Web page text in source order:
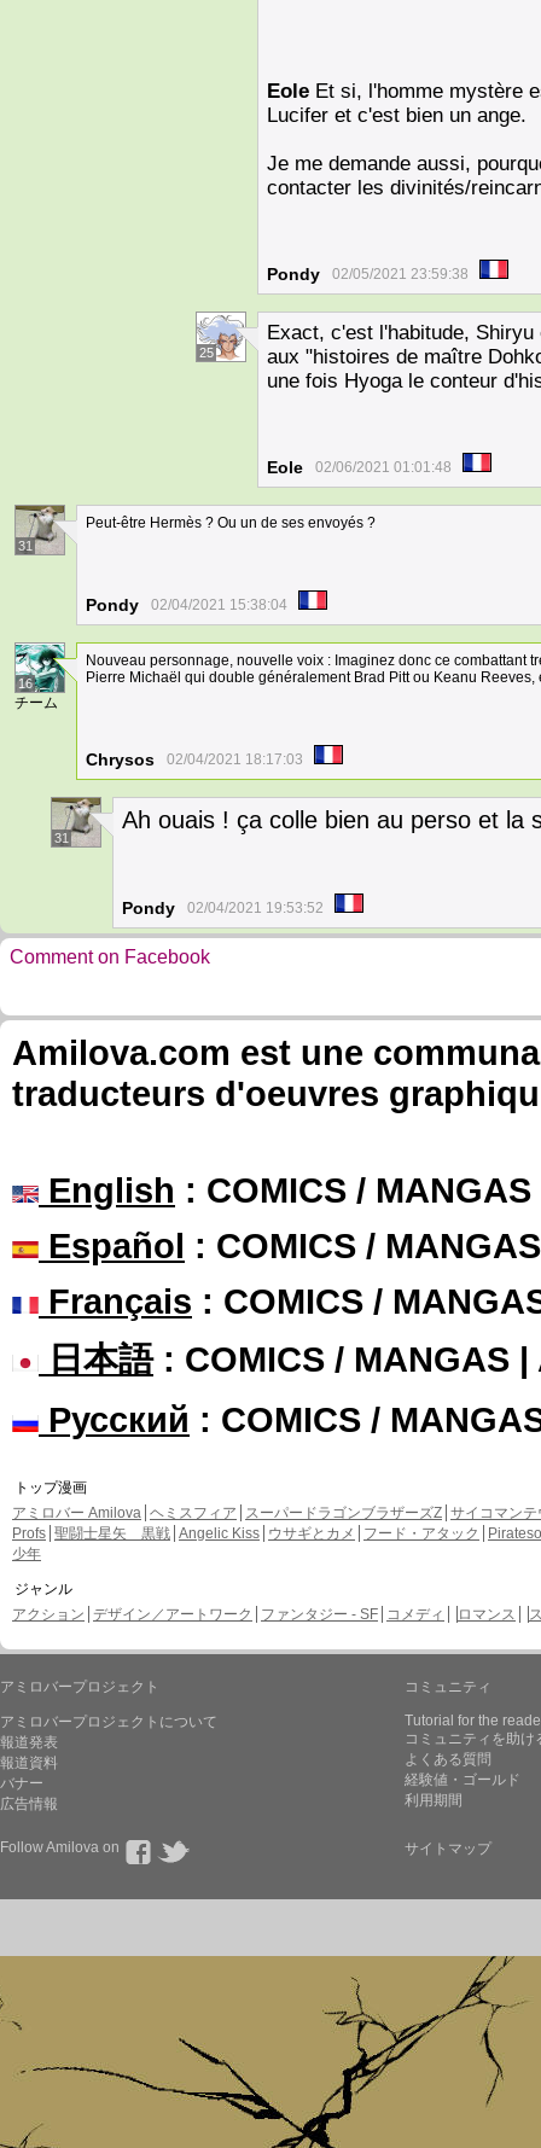
Eole Et si, l'homme mystère
Lucifer et c'est bien un ange.
Je me demande aussi,
contacter les divinités/
Pondy 02/05/2021 23:59:38
25
Exact, c'est l'habitude,
aux "histoires de maître
une fois Hyoga le conteur
Eole 02/06/2021 01:01:48
31
Peut-être Hermès ? Ou un de ses envoyés ?
Pondy 02/04/2021 15:38:04
16
チーム
Nouveau personnage, nouvelle voix : Imaginez donc ce combattant
Pierre Michaël qui double généralement Brad Pitt ou Keanu Reeves,
Chrysos 02/04/2021 18:17:03
31
Ah ouais ! ça colle bien au perso et la
Pondy 02/04/2021 19:53:52
Comment on Facebook
Amilova.com est une
traducteurs d'oeuvres
English : COMICS /
Español : COMICS /
Français : COMICS /
日本語: COMICS / MANGAS |
Русский : COMICS /
トップ漫画
アミロバー Amilova ヘミスフィア スーパードラゴンブラザーズZ サイコマンテ
Profs 聖闘士星矢 黒戦 Angelic Kiss ウサギとカメ フード・アタック
少年
ジャンル
アクション デザイン／アートワーク ファンタジー - SF コメディ ロマンス
アミロバープロジェクト
アミロバープロジェクトについて
報道発表
報道資料
バナー
広告情報
コミュニティ
Tutorial for the
コミュニティを助け
よくある質問
経験値・ゴールド
利用期間
Follow Amilova on サイトマップ